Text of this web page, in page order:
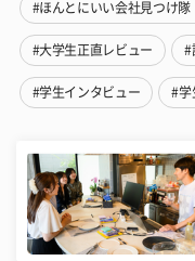
#ほんとにいい会社見つけ隊
#大学生正直レビュー #
#学生インタビュー #学